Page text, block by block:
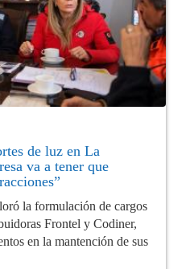
de luz en La
va a tener que
la formulación de cargos
Frontel y Codiner,
en la mantención de sus